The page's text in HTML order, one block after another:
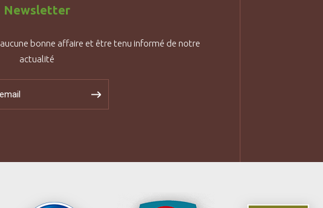
Newsletter
bonne affaire et être tenu informé de notre
actualité